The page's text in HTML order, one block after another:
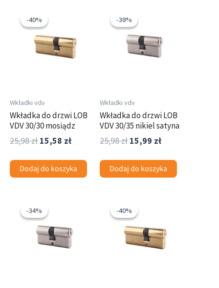
-40%
-40%
Wkładki vdv
Wkładka do drzwi LOB
VDV 30/30 mosiądz
25,98zł
cena
wynosiła:
25,98 zł.
15,58 zł
15,58 zł.
Dodaj do koszyka
-38%
-38%
Wkładki vdv
Wkładka do drzwi LOB
VDV 30/35 nikiel satyna
25,98zł
cena
wynosiła:
25,98 zł.
15,99 zł
15,99 zł.
Dodaj do koszyka
-34%
-34%cena
wynosiła:
25,89 zł.16,99 zł.
-40%
-40%cena
wynosiła:
25,98 zł.15,58 zł.